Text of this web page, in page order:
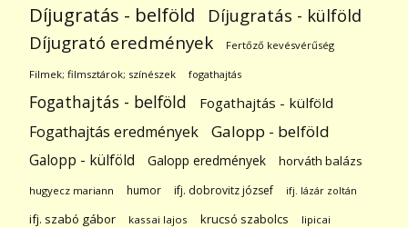
Díjugratás - belföld Díjugratás - külföld
Díjugrató eredmények Fertőző kevésvérűség
Filmek; filmsztárok; színészek fogathajtás
Fogathajtás - belföld Fogathajtás - külföld
Fogathajtás eredmények Galopp - belföld
Galopp - külföld Galopp eredmények horváth balázs
hugyecz mariann humor ifj. dobrovitz józsef ifj. lázár zoltán
ifj. szabó gábor kassai lajos krucsó szabolcs lipicai